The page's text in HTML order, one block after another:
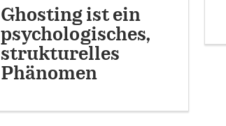
Ghosting ist ein
psychologisches,
strukturelles
Phänomen